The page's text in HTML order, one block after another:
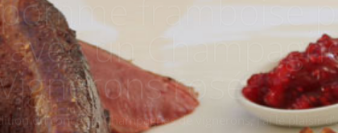
rosé
du concours Champagnes de vignerons, j’ai le plaisir
participer à cette belle aventure gourmande. Le
le Champagne rosé. La marque « Les Champagnes de...